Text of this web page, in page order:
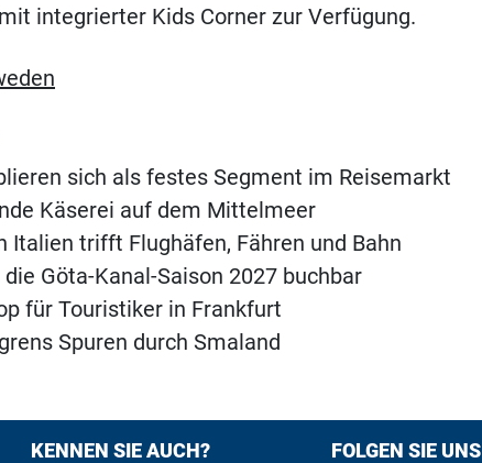
integrierter Kids Corner zur Verfügung.
sich als festes Segment im Reisemarkt
Käserei auf dem Mittelmeer
Italien trifft Flughäfen, Fähren und Bahn
Göta-Kanal-Saison 2027 buchbar
für Touristiker in Frankfurt
Spuren durch Smaland
KENNEN SIE AUCH? FOLGEN SIE UNS